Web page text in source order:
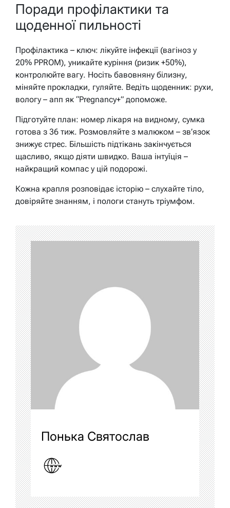
Поради профілактики та
щоденної пильності
Профілактика – ключ: лікуйте інфекції (вагіноз у
20% PPROM), уникайте куріння (ризик +50%),
контролюйте вагу. Носіть бавовняну білизну,
міняйте прокладки, гуляйте. Ведіть щоденник: рухи,
вологу – апп як “Pregnancy+” допоможе.
Підготуйте план: номер лікаря на видному, сумка
готова з 36 тиж. Розмовляйте з малюком – зв’язок
знижує стрес. Більшість підтікань закінчується
щасливо, якщо діяти швидко. Ваша інтуїція –
найкращий компас у цій подорожі.
Кожна крапля розповідає історію – слухайте тіло,
довіряйте знанням, і пологи стануть тріумфом.
Понька Святослав